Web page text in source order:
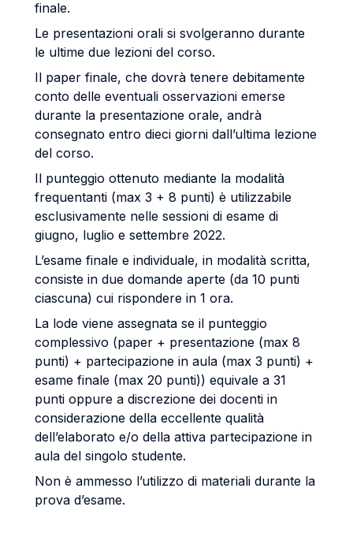
finale.
Le presentazioni orali si svolgeranno durante
le ultime due lezioni del corso.
Il paper finale, che dovrà tenere debitamente
conto delle eventuali osservazioni emerse
durante la presentazione orale, andrà
consegnato entro dieci giorni dall’ultima lezione
del corso.
Il punteggio ottenuto mediante la modalità
frequentanti (max 3 + 8 punti) è utilizzabile
esclusivamente nelle sessioni di esame di
giugno, luglio e settembre 2022.
L’esame finale e individuale, in modalità scritta,
consiste in due domande aperte (da 10 punti
ciascuna) cui rispondere in 1 ora.
La lode viene assegnata se il punteggio
complessivo (paper + presentazione (max 8
punti) + partecipazione in aula (max 3 punti) +
esame finale (max 20 punti)) equivale a 31
punti oppure a discrezione dei docenti in
considerazione della eccellente qualità
dell’elaborato e/o della attiva partecipazione in
aula del singolo studente.
Non è ammesso l’utilizzo di materiali durante la
prova d’esame.